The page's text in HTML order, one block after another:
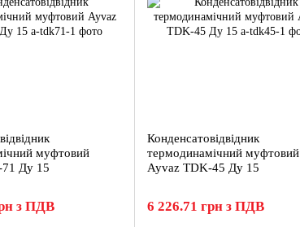
муфтовий
Ду 15
з ПДВ
Конденсатовідвідник
термодинамічний муфтовий
Ayvaz TDK-45 Ду 15
6 226.71 грн з ПДВ